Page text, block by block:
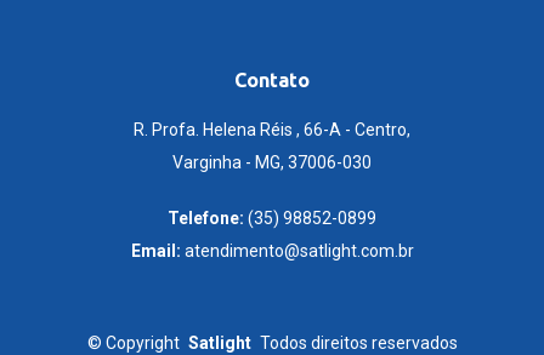
Contato
R. Profa. Helena Réis , 66-A - Centro,
Varginha - MG, 37006-030
Telefone: (35) 98852-0899
Email: atendimento@satlight.com.br
© Copyright Satlight Todos direitos reservados